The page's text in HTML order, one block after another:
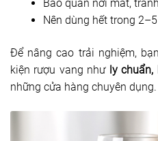
Bảo quản nơi mát,
Nên dùng hết trong
Để nâng cao trải nghiệm,
kiện rượu vang như ly chuẩn,
những cửa hàng chuyên dụng.